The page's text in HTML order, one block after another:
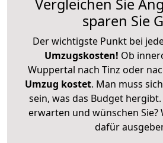
Vergleichen Sie
sparen Sie
Der wichtigste Punkt bei
Umzugskosten! Ob
Wuppertal nach Tinz oder
Umzug kostet. Man muss
sein, was das Budget
erwarten und wünschen Sie?
dafür